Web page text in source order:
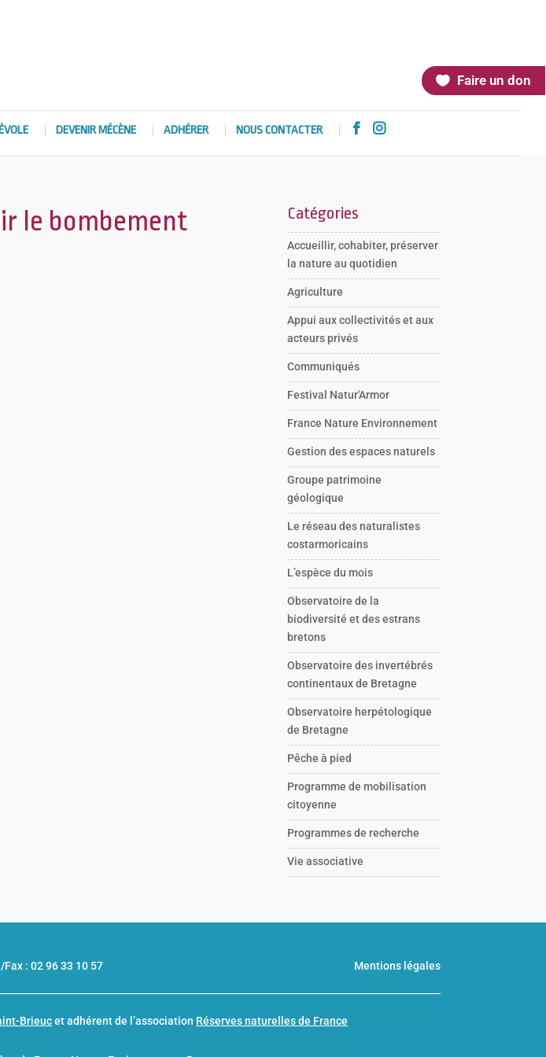
Faire un don
DEVENIR MÉCÈNE ADHÉRER NOUS CONTACTER  
le bombement
Catégories
Accueillir, cohabiter, préserver
la nature au quotidien
Agriculture
Appui aux collectivités et aux
acteurs privés
Communiqués
Festival Natur'Armor
France Nature Environnement
Gestion des espaces naturels
Groupe patrimoine
géologique
Le réseau des naturalistes
costarmoricains
L’espèce du mois
Observatoire de la
biodiversité et des estrans
bretons
Observatoire des invertébrés
continentaux de Bretagne
Observatoire herpétologique
de Bretagne
Pêche à pied
Programme de mobilisation
citoyenne
Programmes de recherche
Vie associative
Fax : 02 96 33 10 57 Mentions légales
Brieucet adhérent de l’association Réserves naturelles de France